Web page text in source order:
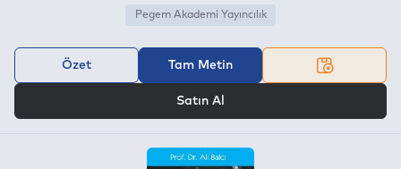
Pegem Akademi Yayıncılık
Özet Tam Metin
Satın Al